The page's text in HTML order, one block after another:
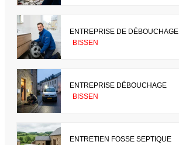
ENTREPRISE DE DÉBOUCHAGE
BISSEN
ENTREPRISE DÉBOUCHAGE
BISSEN
ENTRETIEN FOSSE SEPTIQUE